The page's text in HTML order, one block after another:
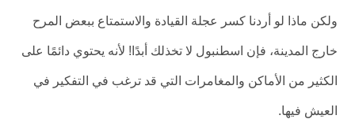
ولكن ماذا لو أردنا كسر عجلة القيادة والاستمتاع ببعض المرح
خارج المدينة، فإن اسطنبول لا تخذلك أبدًا! لأنه يحتوي دائمًا على
الكثير من الأماكن والمغامرات التي قد ترغب في التفكير في
العيش فيها.